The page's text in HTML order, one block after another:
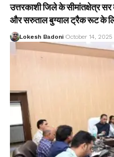
उत्तरकाशी जिले के सीमांतक्षेत्र
और सरुताल बुग्याल ट्रैक रूट के
Lokesh Badoni October 14, 2025